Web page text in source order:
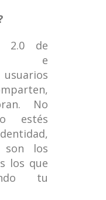
2.0 de
e
No
estés
son los
los que
tu